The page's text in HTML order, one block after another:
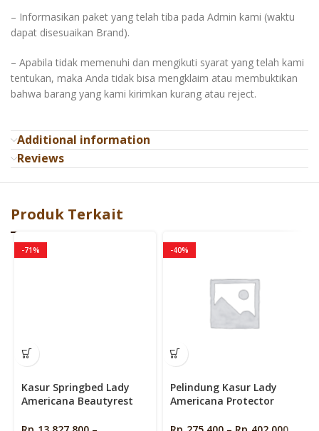
– Informasikan paket yang telah tiba pada Admin kami (waktu
dapat disesuaikan Brand).
– Apabila tidak memenuhi dan mengikuti syarat yang telah kami
tentukan, maka Anda tidak bisa mengklaim atau membuktikan
bahwa barang yang kami kirimkan kurang atau reject.
Additional information
Reviews
Produk Terkait
-71%
Kasur Springbed Lady
Americana Beautyrest
-40%
Pelindung Kasur Lady
Americana Protector
protector )